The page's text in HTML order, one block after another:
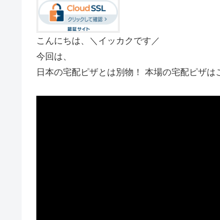
こんにちは、＼イッカクです／
今回は、
日本の宅配ピザとは別物！ 本場の宅配ピザは